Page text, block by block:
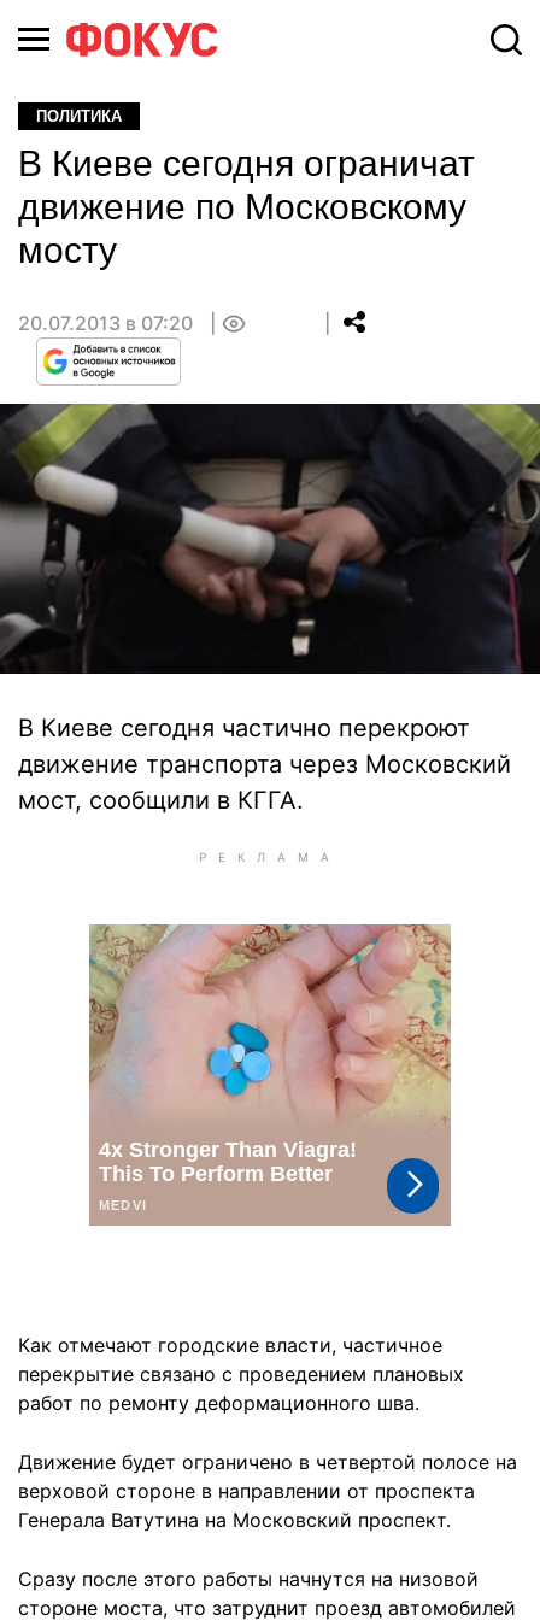
ПОЛИТИКА
В Киеве сегодня ограничат
движение по Московскому
мосту
20.07.2013 в 07:20
В Киеве сегодня частично перекроют
движение транспорта через Московский
мост, сообщили в КГГА.
Как отмечают городские власти, частичное
перекрытие связано с проведением плановых
работ по ремонту деформационного шва.
Движение будет ограничено в четвертой полосе на
верховой стороне в направлении от проспекта
Генерала Ватутина на Московский проспект.
Сразу после этого работы начнутся на низовой
стороне моста, что затруднит проезд автомобилей